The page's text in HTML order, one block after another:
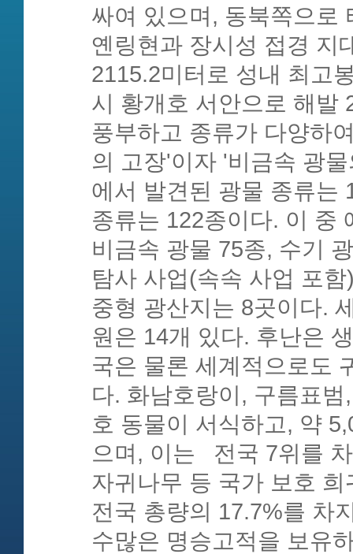
싸여 있으며, 동북쪽으로
옌링현과 장시성 접경 지
2115.2미터로 성내 최고
시 황개호 서안으로 해발
풍부하고 종류가 다양하
의 고장'이자 '비금속 광
에서 발견된 광물 종류는
종류는 122종이다. 이 중
비금속 광물 75종, 수기
탐사 사업(속속 사업 포
중형 광산지는 8곳이다.
원은 14개 있다. 후난은
국은 물론 세계적으로도
다. 화남호랑이, 구름표
호 동물이 서식하고, 약
으며, 이는 전국 7위를
자귀나무 등 국가 보호
전국 총량의 17.7%를 차
수많은 명승고적을 보유